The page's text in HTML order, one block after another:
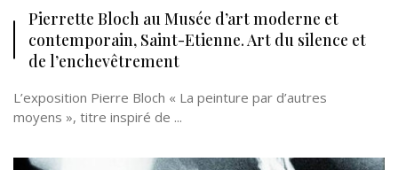
Pierrette Bloch au Musée d’art moderne et
contemporain, Saint-Etienne. Art du silence et
de l’enchevêtrement
L’exposition Pierre Bloch « La peinture par d’autres
moyens », titre inspiré de ...